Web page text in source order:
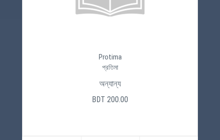
Protima
প্রতিমা
অন্যান্য
BDT 200.00